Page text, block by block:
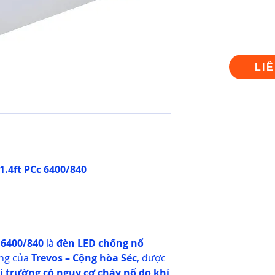
PCc 6400/840
840 là đèn LED chống nổ
của Trevos – Cộng hòa Séc, được